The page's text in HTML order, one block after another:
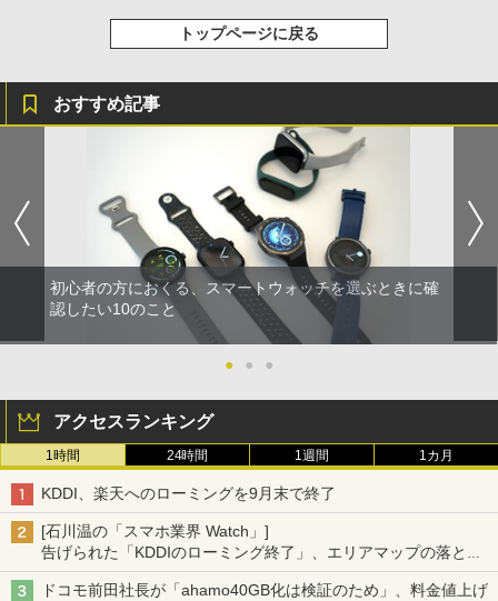
トップページに戻る
おすすめ記事
初心者の方におくる、スマートウォッチを選ぶときに確
認したい10のこと
● ● ●
アクセスランキング
1時間 24時間 1週間 1カ月
KDDI、楽天へのローミングを9月末で終了
[石川温の「スマホ業界 Watch」]
告げられた「KDDIのローミング終了」、エリアマップの落とし
穴と楽天モバイルの課題
ドコモ前田社長が「ahamo40GB化は検証のため」、料金値上げ